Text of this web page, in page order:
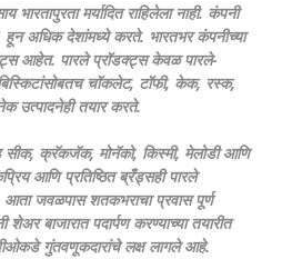
मर्यादित राहिलेला नाही. कंपनी
हून अधिक देशांमध्ये करते. भारतभर कंपनीच्या
आहेत. पारले प्रॉडक्ट्स केवळ पारले-
बिस्किटांसोबतच चॉकलेट, टॉफी, केक, रस्क,
उत्पादनेही तयार करते.
सीक, क्रॅकजॅक, मोनॅको, किस्मी, मेलोडी आणि
आणि प्रतिष्ठित ब्रँड्सही पारले
जवळपास शतकभराचा प्रवास पूर्ण
बाजारात पदार्पण करण्याच्या तयारीत
गुंतवणूकदारांचे लक्ष लागले आहे.